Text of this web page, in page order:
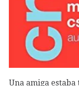
Una amiga